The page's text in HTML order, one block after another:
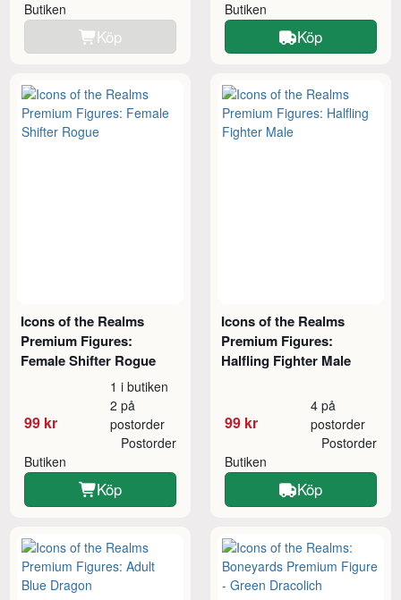
Butiken
Köp
Butiken
Köp
Icons of the Realms
Premium Figures:
Female Shifter Rogue
99 kr
1 i butiken
2 på
postorder
Butiken
Postorder
Köp
Icons of the Realms
Premium Figures:
Halfling Fighter Male
99 kr
4 på
postorder
Butiken
Postorder
Köp